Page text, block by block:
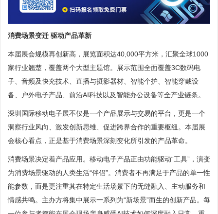
消费场景变迁 驱动产品革新
本届展会规模再创新高，展览面积达40,000平方米，汇聚全球1000
家行业翘楚，覆盖两个大型主题馆。展示范围全面覆盖3C数码电
子、音频及快充技术、直播与摄影器材、智能个护、智能穿戴设
备、户外电子产品、前沿AI科技以及智能办公设备等全产业链条。
深圳国际移动电子展不仅是一个产品展示与交易的平台，更是一个
洞察行业风向、激发创新思维、促进跨界合作的重要枢纽。本届展
会核心看点，正是基于消费场景深刻变化所引发的产品革命。
消费场景决定着产品应用。移动电子产品正由功能驱动“工具”，演变
为消费场景驱动的人类生活“伴侣”。消费者不再满足于产品的单一性
能参数，而是更注重其在特定生活场景下的无缝融入、主动服务和
情感共鸣。主办方将集中展示一系列为“新场景”而生的创新产品。每